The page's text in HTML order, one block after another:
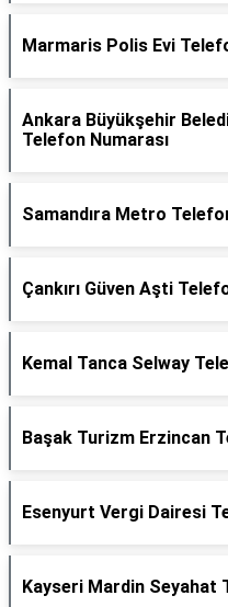
Marmaris Polis Evi
Ankara Büyükşehir
Telefon Numarası
Samandıra Metro
Çankırı Güven Aşti
Kemal Tanca Selway
Başak Turizm Erzincan
Esenyurt Vergi Dairesi
Kayseri Mardin Seyahat